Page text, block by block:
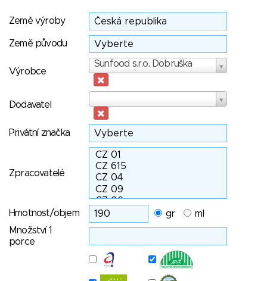
Země výroby
Země původu
Výrobce
Sunfood s.r.o. Dobruška
Výrobce
Dodavatel
Privátní značka
Zpracovatelé
Hmotnost/objem gr
ml
Množství 1
porce